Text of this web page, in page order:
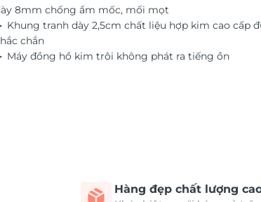
8mm chống ẩm mốc, mối mọt
Khung tranh dày 2,5cm chất liệu hợp kim cao cấp
chắn
Máy đồng hồ kim trôi không phát ra tiếng ồn
Hàng đẹp chất lượng